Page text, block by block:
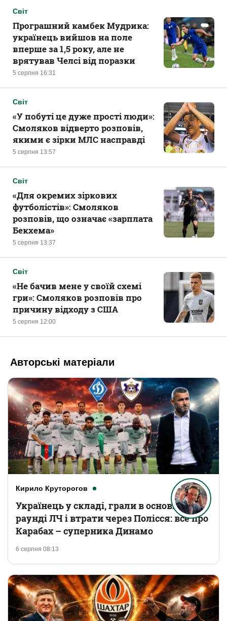
Світ
5 серпня 16:31
Програшний камбек Мудрика:
українець вийшов на поле
вперше за 1,5 року, але не
врятував Челсі від поразки
Світ
5 серпня 13:57
«У побуті це дуже прості люди»:
Смоляков відверто розповів,
якими є зірки МЛС насправді
Світ
5 серпня 13:37
«Для окремих зіркових
футболістів»: Смоляков
розповів, що означає «зарплата
Бекхема»
Світ
5 серпня 12:00
«Не бачив мене у своїй схемі
гри»: Смоляков розповів про
причину відходу з США
Авторські матеріали
Кирило Круторогов
6 серпня 08:13
Українець у складі, грали в основному
раунді ЛЧ і втрати через Полісся: все про
Карабах – суперника Динамо